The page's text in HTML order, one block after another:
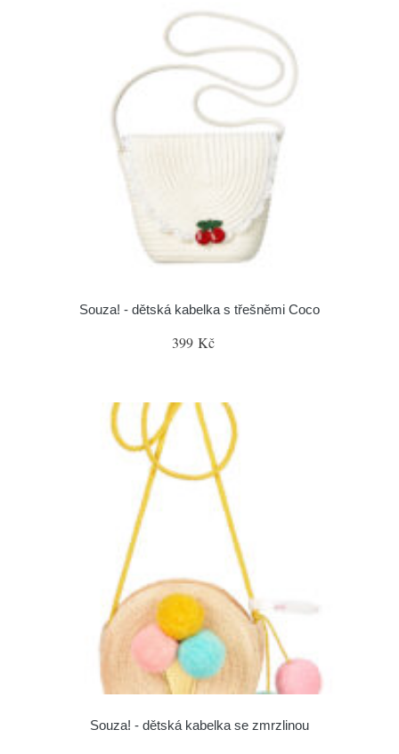
Souza! - dětská kabelka s třešněmi Coco
399 Kč
Souza! - dětská kabelka se zmrzlinou